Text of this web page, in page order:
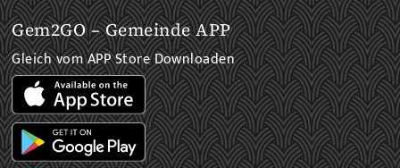
Gem2GO – Gemeinde APP
Gleich vom APP Store Downloaden